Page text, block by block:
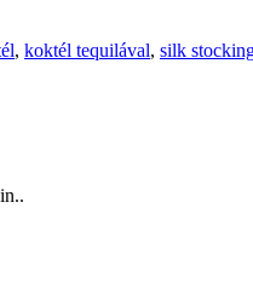
, koktél tequilával, silk